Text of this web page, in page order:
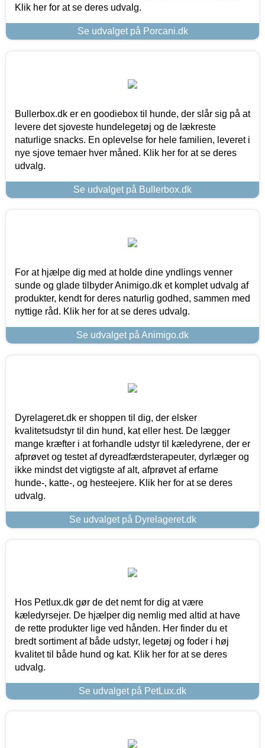
Klik her for at se deres udvalg.
Se udvalget på Porcani.dk
Bullerbox.dk er en goodiebox til hunde, der slår sig på at
levere det sjoveste hundelegetøj og de lækreste
naturlige snacks. En oplevelse for hele familien, leveret i
nye sjove temaer hver måned. Klik her for at se deres
udvalg.
Se udvalget på Bullerbox.dk
For at hjælpe dig med at holde dine yndlings venner
sunde og glade tilbyder Animigo.dk et komplet udvalg af
produkter, kendt for deres naturlig godhed, sammen med
nyttige råd. Klik her for at se deres udvalg.
Se udvalget på Animigo.dk
Dyrelageret.dk er shoppen til dig, der elsker
kvalitetsudstyr til din hund, kat eller hest. De lægger
mange kræfter i at forhandle udstyr til kæledyrene, der er
afprøvet og testet af dyreadfærdsterapeuter, dyrlæger og
ikke mindst det vigtigste af alt, afprøvet af erfarne
hunde-, katte-, og hesteejere. Klik her for at se deres
udvalg.
Se udvalget på Dyrelageret.dk
Hos Petlux.dk gør de det nemt for dig at være
kæledyrsejer. De hjælper dig nemlig med altid at have
de rette produkter lige ved hånden. Her finder du et
bredt sortiment af både udstyr, legetøj og foder i høj
kvalitet til både hund og kat. Klik her for at se deres
udvalg.
Se udvalget på PetLux.dk